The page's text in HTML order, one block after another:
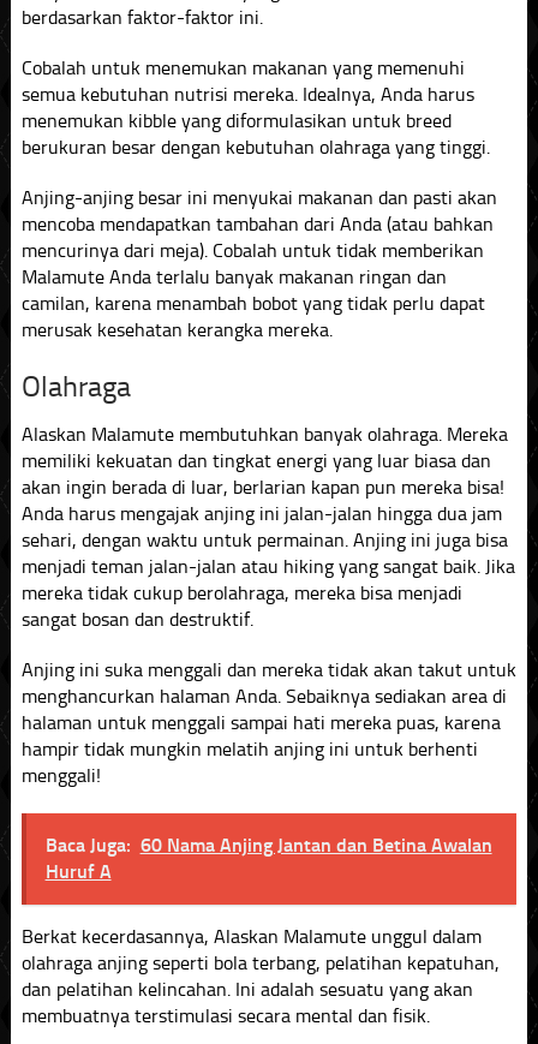
berdasarkan faktor-faktor ini.
Cobalah untuk menemukan makanan yang memenuhi
semua kebutuhan nutrisi mereka. Idealnya, Anda harus
menemukan kibble yang diformulasikan untuk breed
berukuran besar dengan kebutuhan olahraga yang tinggi.
Anjing-anjing besar ini menyukai makanan dan pasti akan
mencoba mendapatkan tambahan dari Anda (atau bahkan
mencurinya dari meja). Cobalah untuk tidak memberikan
Malamute Anda terlalu banyak makanan ringan dan
camilan, karena menambah bobot yang tidak perlu dapat
merusak kesehatan kerangka mereka.
Olahraga
Alaskan Malamute membutuhkan banyak olahraga. Mereka
memiliki kekuatan dan tingkat energi yang luar biasa dan
akan ingin berada di luar, berlarian kapan pun mereka bisa!
Anda harus mengajak anjing ini jalan-jalan hingga dua jam
sehari, dengan waktu untuk permainan. Anjing ini juga bisa
menjadi teman jalan-jalan atau hiking yang sangat baik. Jika
mereka tidak cukup berolahraga, mereka bisa menjadi
sangat bosan dan destruktif.
Anjing ini suka menggali dan mereka tidak akan takut untuk
menghancurkan halaman Anda. Sebaiknya sediakan area di
halaman untuk menggali sampai hati mereka puas, karena
hampir tidak mungkin melatih anjing ini untuk berhenti
menggali!
Baca Juga: 60 Nama Anjing Jantan dan Betina Awalan
Huruf A
Berkat kecerdasannya, Alaskan Malamute unggul dalam
olahraga anjing seperti bola terbang, pelatihan kepatuhan,
dan pelatihan kelincahan. Ini adalah sesuatu yang akan
membuatnya terstimulasi secara mental dan fisik.